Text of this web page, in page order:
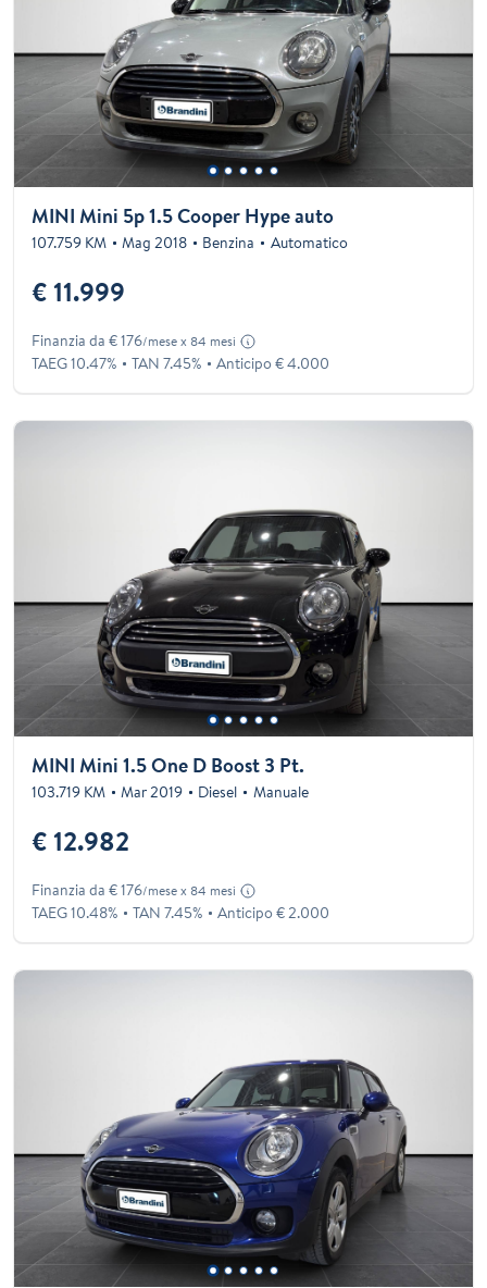
MINI Mini 5p 1.5 Cooper Hype auto
107.759 KM Mag 2018 Benzina Automatico
€ 11.999
Finanzia da € 176/mese x 84 mesi
TAEG 10.47% TAN 7.45% Anticipo € 4.000
MINI Mini 1.5 One D Boost 3 Pt.
103.719 KM Mar 2019 Diesel Manuale
€ 12.982
Finanzia da € 176/mese x 84 mesi
TAEG 10.48% TAN 7.45% Anticipo € 2.000